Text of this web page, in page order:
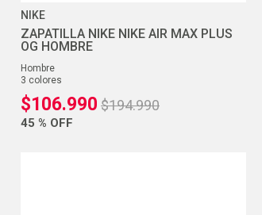
NIKE
ZAPATILLA NIKE NIKE AIR MAX PLUS
OG HOMBRE
hombre
3 colores
$106.990 $194.990
45 % OFF